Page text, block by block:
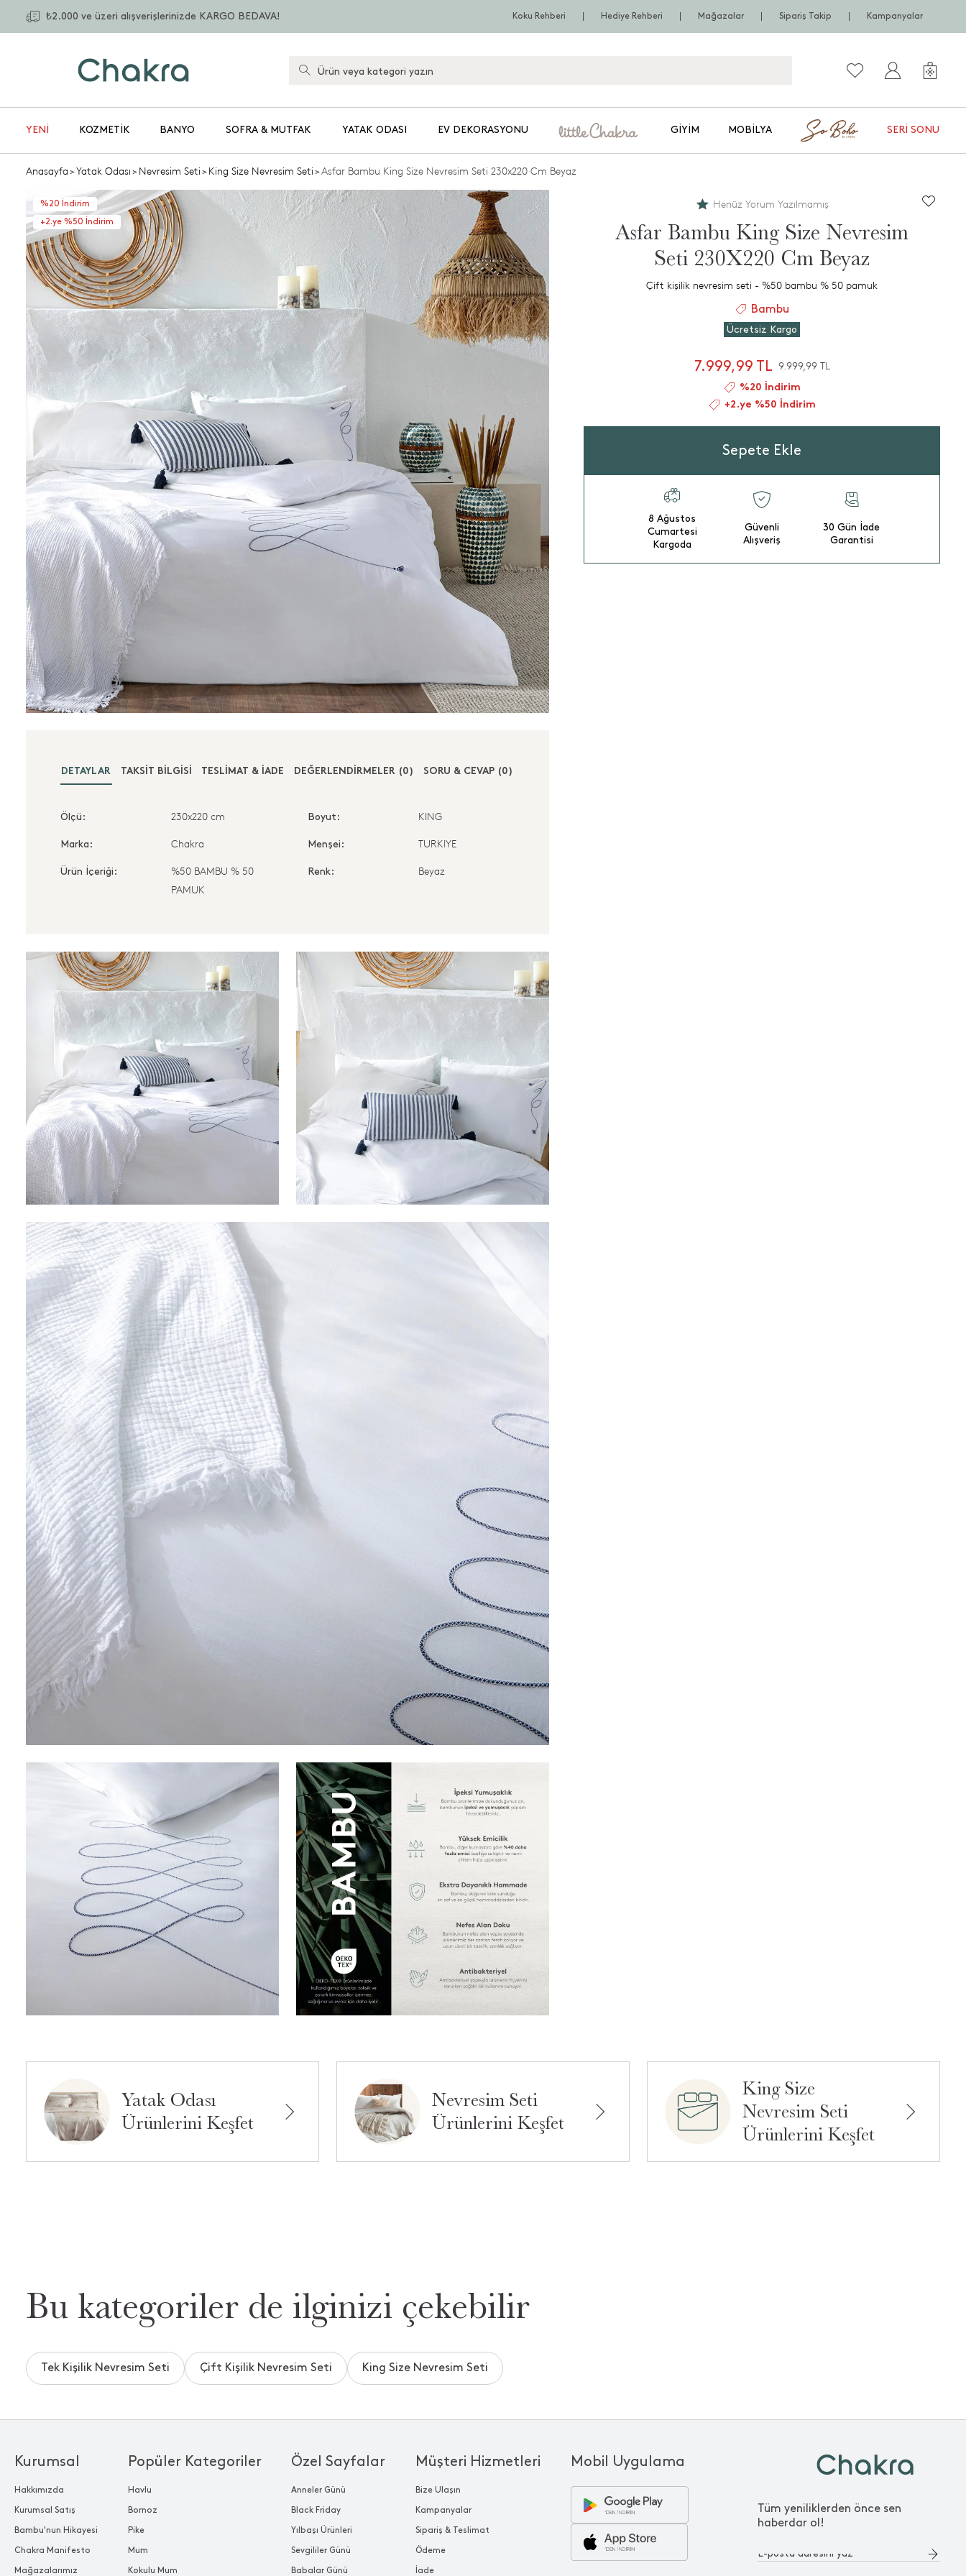
₺2.000 ve üzeri alışverişlerinizde KARGO BEDAVA! Koku Rehberi Hediye Rehberi Mağazalar Sipariş Takip Kampanyalar
YENİ KOZMETIK BANYO SOFRA & MUTFAK YATAK ODASI EV DEKORASYONU GIYIM MOBILYA SERI SONU
Anasayfa>Yatak Odası>Nevresim Seti>King Size Nevresim Seti>Asfar Bambu King Size Nevresim Seti 230x220 Cm Beyaz
%20 İndirim
+2.ye %50 İndirim
DETAYLAR TAKSIT BILGISI TESLIMAT & İADE DEĞERLENDİRMELER (0) SORU & CEVAP (0)
Ölçü: 230x220 cm Boyut: KING
Marka: Chakra Menşei: TURKIYE
Ürün İçeriği:
%50 BAMBU % 50
PAMUK
Renk: Beyaz
Henüz Yorum Yazılmamış
Asfar Bambu King Size Nevresim
Seti 230X220 Cm Beyaz
Çift kişilik nevresim seti - %50 bambu % 50 pamuk
Bambu
Ücretsiz Kargo
7.999,99 TL 9.999,99 TL
%20 İndirim
+2.ye %50 İndirim
Sepete Ekle
8 Ağustos
Cumartesi
Kargoda
Güvenli
Alışveriş
30 Gün İade
Garantisi
Yatak Odası
Ürünlerini Keşfet
Nevresim Seti
Ürünlerini Keşfet
King Size
Nevresim Seti
Ürünlerini Keşfet
Bu kategoriler de ilginizi çekebilir
Tek Kişilik Nevresim Seti Çift Kişilik Nevresim Seti King Size Nevresim Seti
Tüm yeniliklerden önce sen
haberdar ol!
Popüler Kategoriler
Havlu
Bornoz
Pike
Mum
Kokulu Mum
Özel Sayfalar
Anneler Günü
Black Friday
Yılbaşı Ürünleri
Sevgililer Günü
Babalar Günü
Kurumsal
Hakkımızda
Kurumsal Satış
Bambu'nun Hikayesi
Chakra Manifesto
Mağazalarımız
Müşteri Hizmetleri
Bize Ulaşın
Kampanyalar
Sipariş & Teslimat
Ödeme
İade
Mobil Uygulama